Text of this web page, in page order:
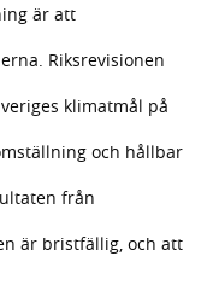
är att
Riksrevisionen
klimatmål på
och hållbar
från
är bristfällig, och att